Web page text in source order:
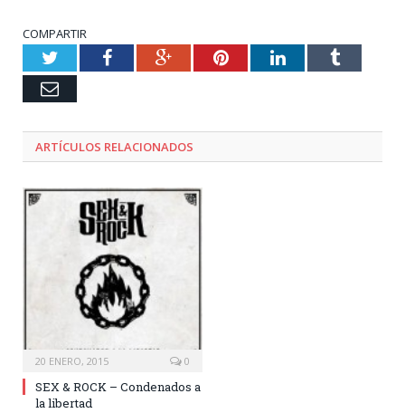
COMPARTIR
TwitterFacebookGoogle+PinterestLinkedInTumblr
Email
ARTÍCULOS RELACIONADOS
20 ENERO, 2015 0
SEX & ROCK – Condenados a
la libertad